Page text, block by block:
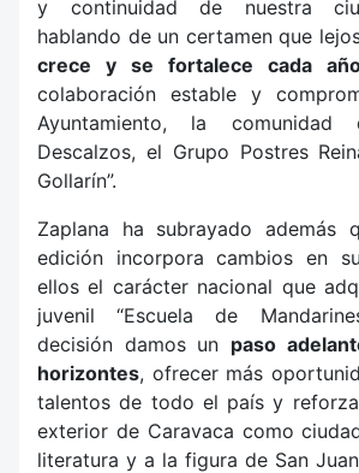
y continuidad de nuestra
hablando de un certamen que
crece y se fortalece cada
colaboración estable y
Ayuntamiento, la comunidad
Descalzos, el Grupo Postres
Gollarín”.
Zaplana ha subrayado además
edición incorpora cambios en
ellos el carácter nacional que
juvenil “Escuela de
decisión damos un paso
horizontes, ofrecer más
talentos de todo el país y
exterior de Caravaca como
literatura y a la figura de San